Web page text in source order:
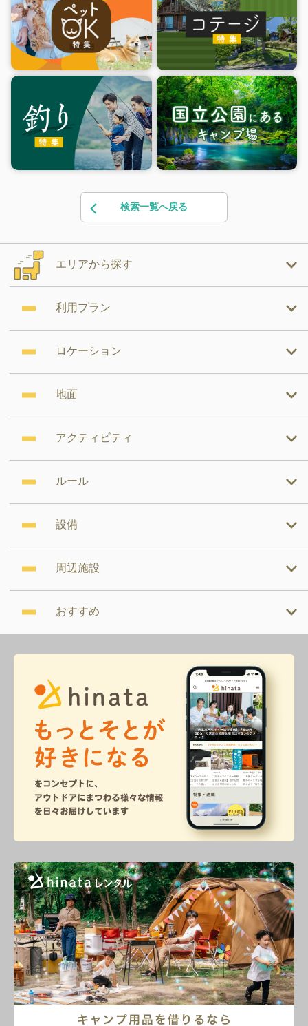
検索一覧へ戻る
エリアから探す
利用プラン
ロケーション
地面
アクティビティ
ルール
設備
周辺施設
おすすめ